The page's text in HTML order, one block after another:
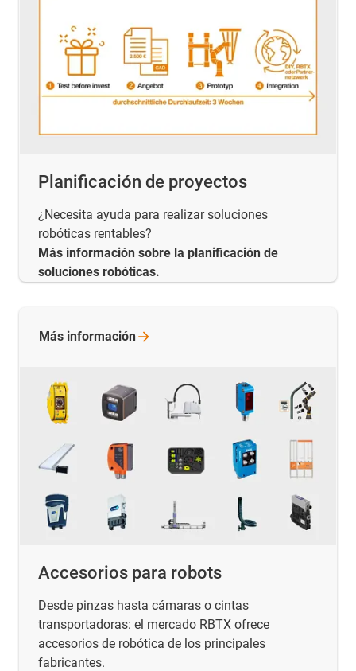
Planificación de proyectos
¿Necesita ayuda para realizar soluciones
robóticas rentables?
Más información sobre la planificación de
soluciones robóticas.
Accesorios para robots
Desde pinzas hasta cámaras o cintas
transportadoras: el mercado RBTX ofrece
accesorios de robótica de los principales
fabricantes.
Más información